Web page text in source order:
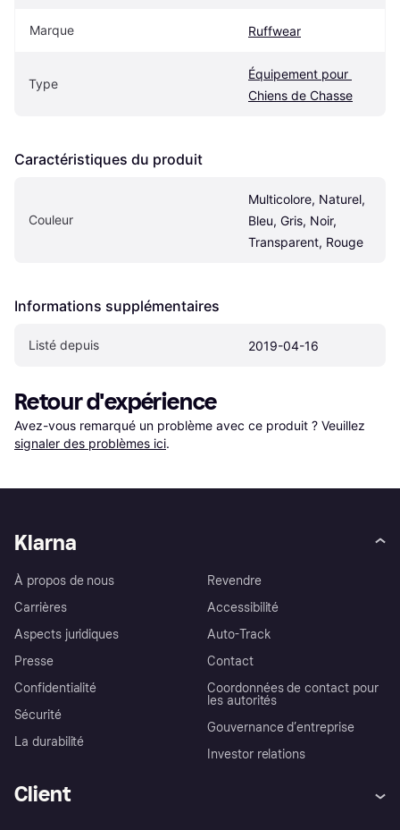
Marque Ruffwear
Type
Équipement pour
Chiens de Chasse
Caractéristiques du produit
Couleur
Multicolore, Naturel,
Bleu, Gris, Noir,
Transparent, Rouge
Informations supplémentaires
Listé depuis 2019-04-16
Retour d'expérience
Avez-vous remarqué un problème avec ce produit ? Veuillez
signaler des problèmes ici.
Klarna
À propos de nous
Carrières
Aspects juridiques
Presse
Confidentialité
Sécurité
La durabilité
Revendre
Accessibilité
Auto-Track
Contact
Coordonnées de contact pour
les autorités
Gouvernance d’entreprise
Investor relations
Client